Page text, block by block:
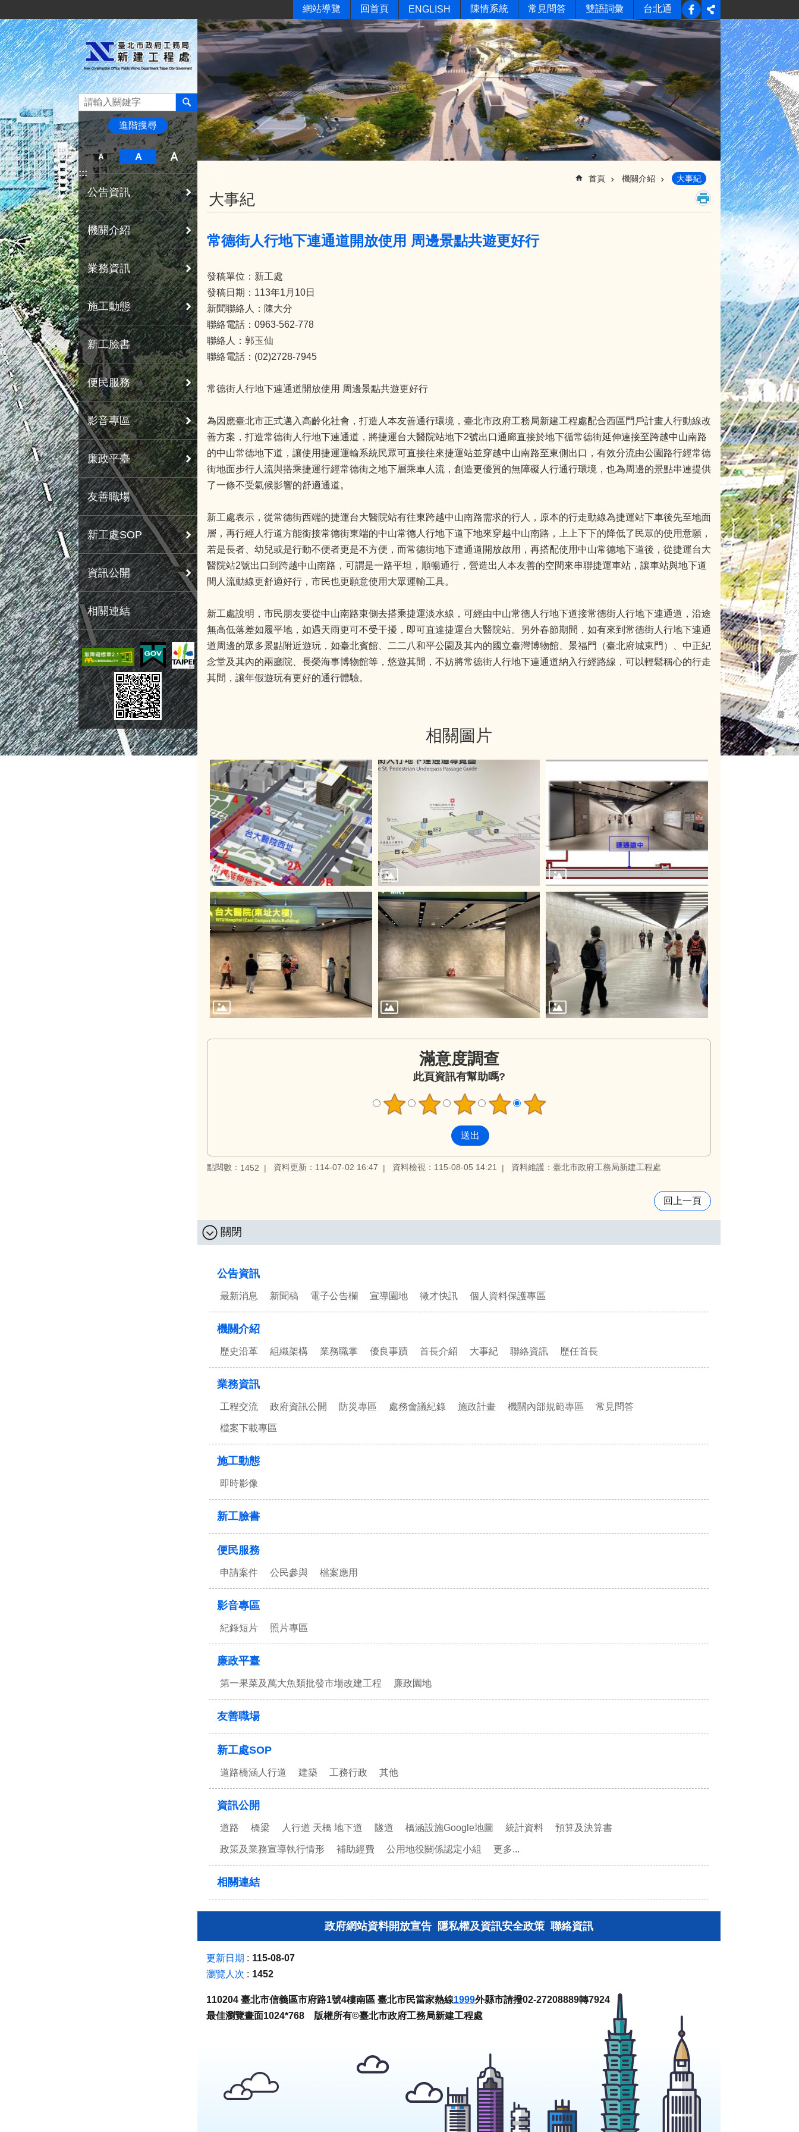
網站導覽 回首頁 ENGLISH 陳情系統 常見問答 雙語詞彙 台北通
進階搜尋
:::
公告資訊
機關介紹
業務資訊
施工動態
新工臉書
便民服務
影音專區
廉政平臺
友善職場
新工處SOP
資訊公開
相關連結
首頁 機關介紹 大事紀
大事紀
常德街人行地下連通道開放使用 周邊景點共遊更好行
發稿單位：新工處
發稿日期：113年1月10日
新聞聯絡人：陳大分
聯絡電話：0963-562-778
聯絡人：郭玉仙
聯絡電話：(02)2728-7945
常德街人行地下連通道開放使用 周邊景點共遊更好行
為因應臺北市正式邁入高齡化社會，打造人本友善通行環境，臺北市政府工務局新建工程處配合西區門戶計畫人行動線改
善方案，打造常德街人行地下連通道，將捷運台大醫院站地下2號出口通廊直接於地下循常德街延伸連接至跨越中山南路
的中山常德地下道，讓使用捷運運輸系統民眾可直接往來捷運站並穿越中山南路至東側出口，有效分流由公園路行經常德
街地面步行人流與搭乘捷運行經常德街之地下層乘車人流，創造更優質的無障礙人行通行環境，也為周邊的景點串連提供
了一條不受氣候影響的舒適通道。
新工處表示，從常德街西端的捷運台大醫院站有往東跨越中山南路需求的行人，原本的行走動線為捷運站下車後先至地面
層，再行經人行道方能銜接常德街東端的中山常德人行地下道下地來穿越中山南路，上上下下的降低了民眾的使用意願，
若是長者、幼兒或是行動不便者更是不方便，而常德街地下連通道開放啟用，再搭配使用中山常德地下道後，從捷運台大
醫院站2號出口到跨越中山南路，可謂是一路平坦，順暢通行，營造出人本友善的空間來串聯捷運車站，讓車站與地下道
間人流動線更舒適好行，市民也更願意使用大眾運輸工具。
新工處說明，市民朋友要從中山南路東側去搭乘捷運淡水線，可經由中山常德人行地下道接常德街人行地下連通道，沿途
無高低落差如履平地，如遇天雨更可不受干擾，即可直達捷運台大醫院站。另外春節期間，如有來到常德街人行地下連通
道周邊的眾多景點附近遊玩，如臺北賓館、二二八和平公園及其內的國立臺灣博物館、景福門（臺北府城東門）、中正紀
念堂及其內的兩廳院、長榮海事博物館等，悠遊其間，不妨將常德街人行地下連通道納入行經路線，可以輕鬆稱心的行走
其間，讓年假遊玩有更好的通行體驗。
相關圖片
滿意度調查
此頁資訊有幫助嗎?
點閱數： 1452 資料更新：114-07-02 16:47 資料檢視：115-08-05 14:21 資料維護：臺北市政府工務局新建工程處
回上一頁
關閉
公告資訊
最新消息 新聞稿 電子公告欄 宣導園地 徵才快訊 個人資料保護專區
機關介紹
歷史沿革 組織架構 業務職掌 優良事蹟 首長介紹 大事紀 聯絡資訊 歷任首長
業務資訊
工程交流 政府資訊公開 防災專區 處務會議紀錄 施政計畫 機關內部規範專區 常見問答
檔案下載專區
施工動態
即時影像
新工臉書
便民服務
申請案件 公民參與 檔案應用
影音專區
紀錄短片 照片專區
廉政平臺
第一果菜及萬大魚類批發市場改建工程 廉政園地
友善職場
新工處SOP
道路橋涵人行道 建築 工務行政 其他
資訊公開
道路 橋梁 人行道 天橋 地下道 隧道 橋涵設施Google地圖 統計資料 預算及決算書
政策及業務宣導執行情形 補助經費 公用地役關係認定小組 更多...
相關連結
政府網站資料開放宣告 隱私權及資訊安全政策 聯絡資訊
更新日期
115-08-07
瀏覽人次
1452
110204 臺北市信義區市府路1號4樓南區 臺北市民當家熱線1999外縣市請撥02-27208889轉7924
最佳瀏覽畫面1024*768 版權所有©臺北市政府工務局新建工程處